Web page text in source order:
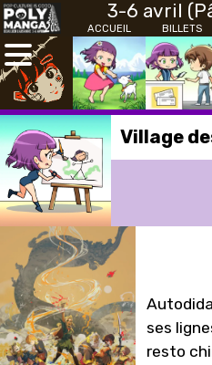
3-6 avril
ACCUEIL BILLETS
Village
ses
resto